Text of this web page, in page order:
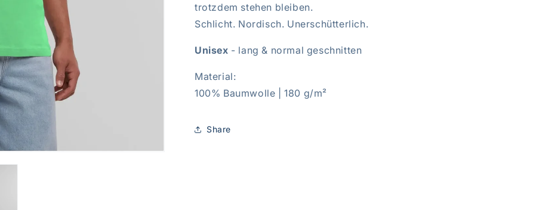
trotzdem stehen bleiben.
Schlicht. Nordisch. Unerschütterlich.
Unisex - lang & normal geschnitten
Material:
100% Baumwolle |180 g/m²
Share